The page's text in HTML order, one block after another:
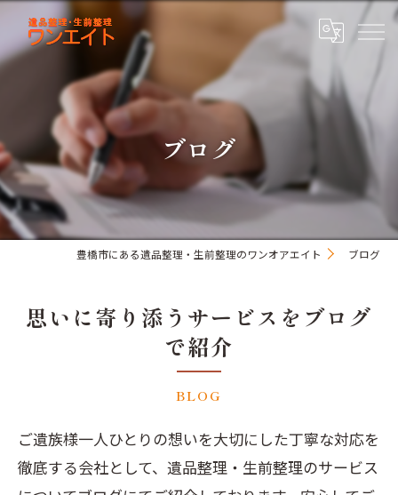
ブログ
豊橋市にある遺品整理・生前整理のワンオアエイト ブログ
思いに寄り添うサービスをブログ
で紹介
BLOG
ご遺族様一人ひとりの想いを大切にした丁寧な対応を
徹底する会社として、遺品整理・生前整理のサービス